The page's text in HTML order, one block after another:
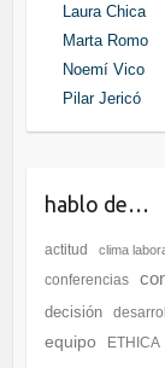
Laura Chica
Marta Romo
Noemí Vico
Pilar Jericó
hablo de…
actitud clima
conferencias
decisión
equipo ETHICA